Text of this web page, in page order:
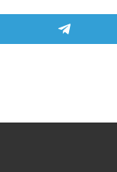
Compartir
en